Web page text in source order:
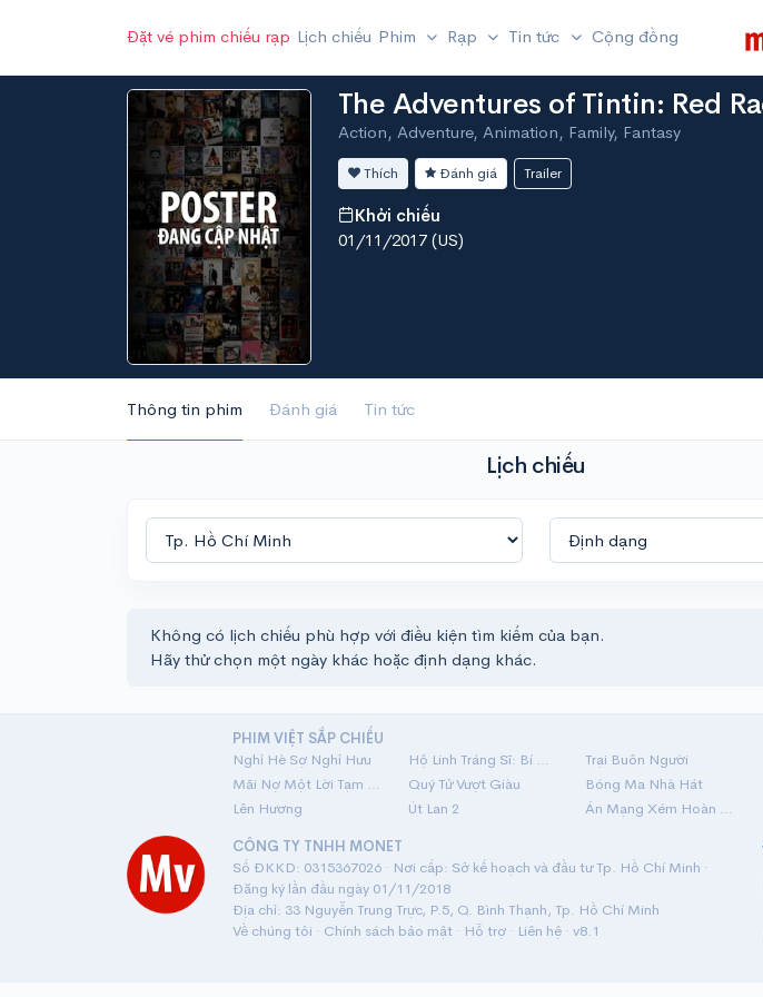
Đặt vé phim chiếu rạp Lịch chiếu Phim Rạp Tin tức Cộng đồng
The Adventures of Tintin: Red
Action, Adventure, Animation, Family, Fantasy
Thích Đánh giá Trailer
Khởi chiếu
01/11/2017 (US)
Thông tin phim Đánh giá Tin tức
Lịch chiếu
Không có lịch chiếu phù hợp với điều kiện tìm kiếm của bạn.
Hãy thử chọn một ngày khác hoặc định dạng khác.
PHIM VIỆT SẮP CHIẾU
Nghỉ Hè Sợ Nghỉ Hưu
Hộ Linh Tráng Sĩ: Bí Ẩn Mộ Vua Đinh
Trại Buôn Người
Mãi Nợ Một Lời Tạm Biệt
Quý Tử Vượt Giàu
Bóng Ma Nhà Hát
Lên Hương
Út Lan 2
Án Mạng Xém Hoàn Hảo
CÔNG TY TNHH MONET
Số ĐKKD: 0315367026 · Nơi cấp: Sở kế hoạch và đầu tư Tp. Hồ Chí Minh ·
Đăng ký lần đầu ngày 01/11/2018
Địa chỉ: 33 Nguyễn Trung Trực, P.5, Q. Bình Thạnh, Tp. Hồ Chí Minh
Về chúng tôi · Chính sách bảo mật· Hỗ trợ· Liên hệ· v8.1